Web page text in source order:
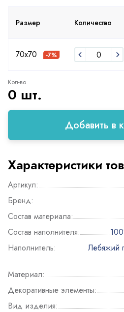
Размер Количество
70х70 -7%
Кол-во
0 шт.
Добавить в
Характеристики
Артикул:
Бренд:
Состав материала:
Состав наполнителя:
Наполнитель:
Лебяжий
Материал:
Декоративные элементы:
Вид изделия: